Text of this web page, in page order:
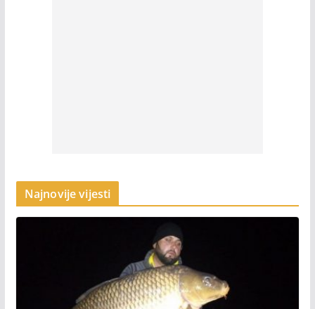
Najnovije vijesti